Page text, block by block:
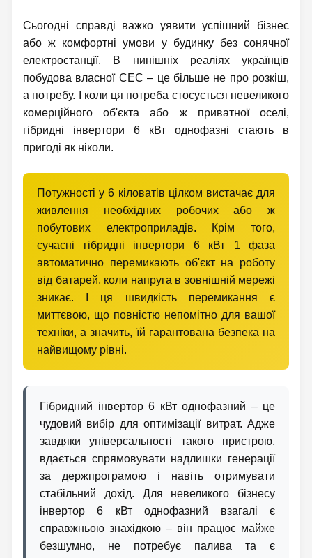
Сьогодні справді важко уявити успішний бізнес
або ж комфортні умови у будинку без сонячної
електростанції. В нинішніх реаліях українців
побудова власної СЕС – це більше не про розкіш,
а потребу. І коли ця потреба стосується невеликого
комерційного об'єкта або ж приватної оселі,
гібридні інвертори 6 кВт однофазні стають в
пригоді як ніколи.
Потужності у 6 кіловатів цілком вистачає для
живлення необхідних робочих або ж
побутових електроприладів. Крім того,
сучасні гібридні інвертори 6 кВт 1 фаза
автоматично перемикають об'єкт на роботу
від батарей, коли напруга в зовнішній мережі
зникає. І ця швидкість перемикання є
миттєвою, що повністю непомітно для вашої
техніки, а значить, їй гарантована безпека на
найвищому рівні.
Гібридний інвертор 6 кВт однофазний – це
чудовий вибір для оптимізації витрат. Адже
завдяки універсальності такого пристрою,
вдається спрямовувати надлишки генерації
за держпрограмою і навіть отримувати
стабільний дохід. Для невеликого бізнесу
інвертор 6 кВт однофазний взагалі є
справжньою знахідкою – він працює майже
безшумно, не потребує палива та є